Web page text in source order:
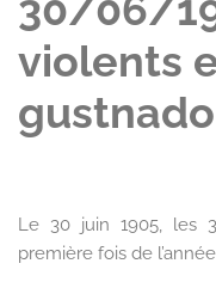
violents
gustnado
Le 30 juin 1905, les
première fois de